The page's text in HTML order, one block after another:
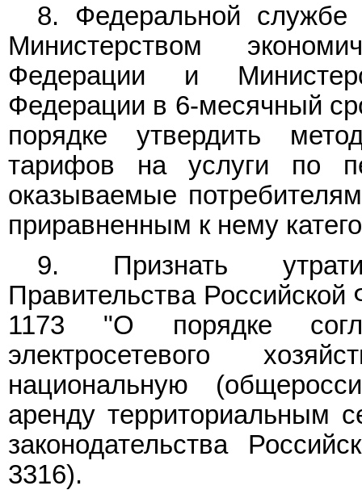
8. Федеральной
Министерством
Федерации и
Федерации в 6-месячный
порядке утвердить
тарифов на услуги по
оказываемые
приравненным к нему
9. Признать
Правительства Российской
1173 "О порядке
электросетевого
национальную
аренду территориальным
законодательства
3316).